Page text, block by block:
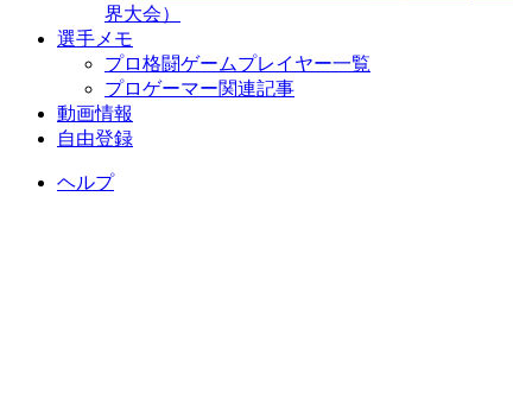
界大会）
選手メモ
プロ格闘ゲームプレイヤー一覧
プロゲーマー関連記事
動画情報
自由登録
ヘルプ